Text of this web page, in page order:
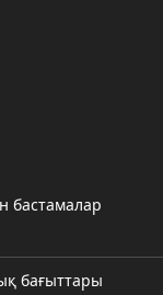
бастамалар
бағыттары